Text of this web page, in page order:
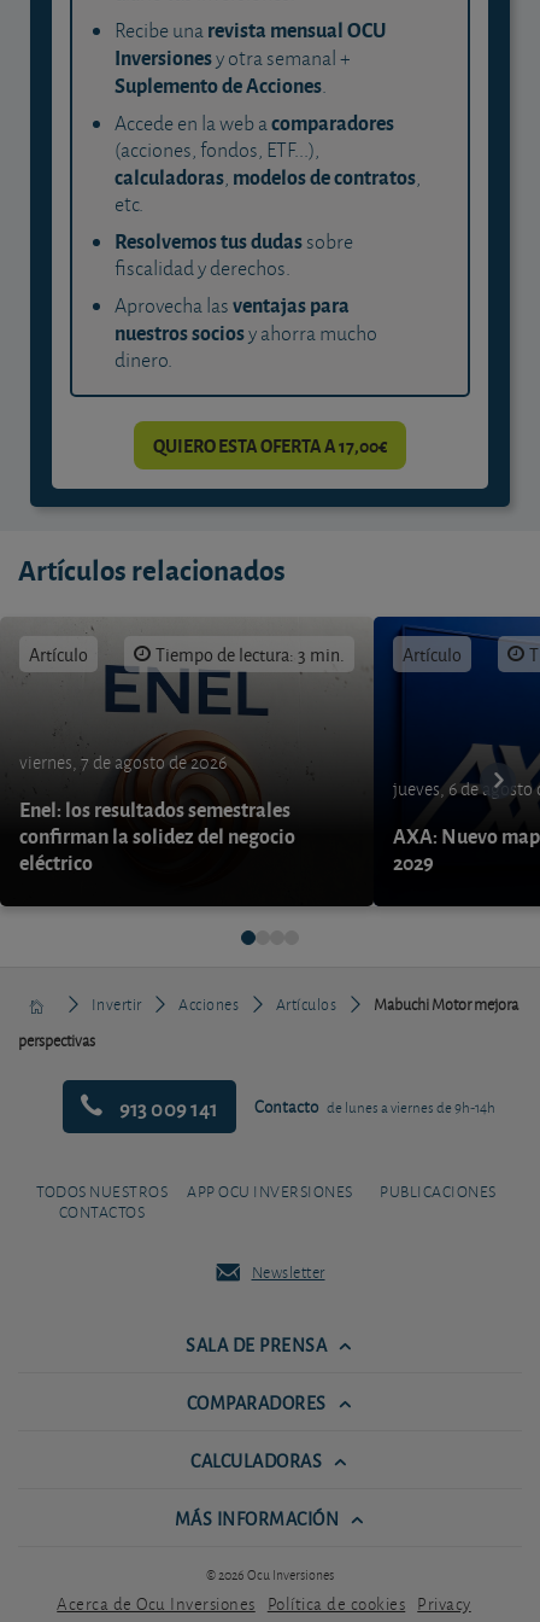
Recibe unarevista mensual OCU
Inversionesy otra semanal +
Suplemento de Acciones.
Accede en la web acomparadores
(acciones, fondos, ETF...),
calculadoras, modelos de contratos,
etc.
Resolvemos tus dudassobre
fiscalidad y derechos.
Aprovecha lasventajas para
nuestros sociosy ahorra mucho
dinero.
QUIERO ESTA OFERTA A 17,00€
Artículos relacionados
Artículo Tiempo de lectura: 3 min.
viernes, 7 de agosto de 2026
Enel: los resultados semestrales
confirman la solidez del negocio
eléctrico
Artículo
jueves, 6 de agosto
AXA: Nuevo
2029
Invertir Acciones Artículos
Mabuchi Motor mejora
perspectivas
913 009 141 Contacto de lunes a viernes de 9h-14h
TODOS NUESTROS
CONTACTOS
APP OCU INVERSIONES PUBLICACIONES
Newsletter
SALA DE PRENSA
COMPARADORES
CALCULADORAS
MÁS INFORMACIÓN
© 2026 Ocu Inversiones
Acerca de Ocu Inversiones Política de cookies Privacy